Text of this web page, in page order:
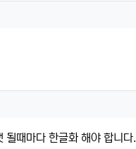
될때마다 한글화 해야 합니다.